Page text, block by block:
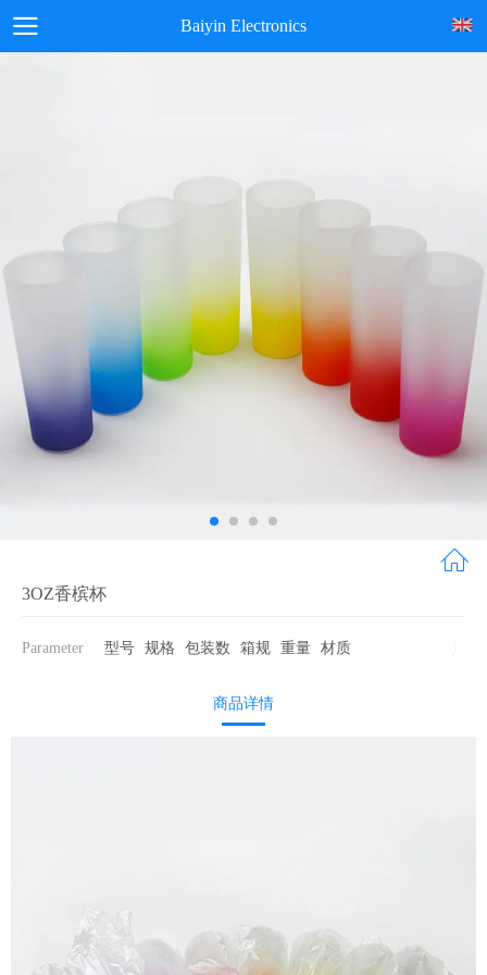
Baiyin Electronics
3OZ香槟杯
Parameter 型号 规格 包装数 箱规 重量 材质
商品详情